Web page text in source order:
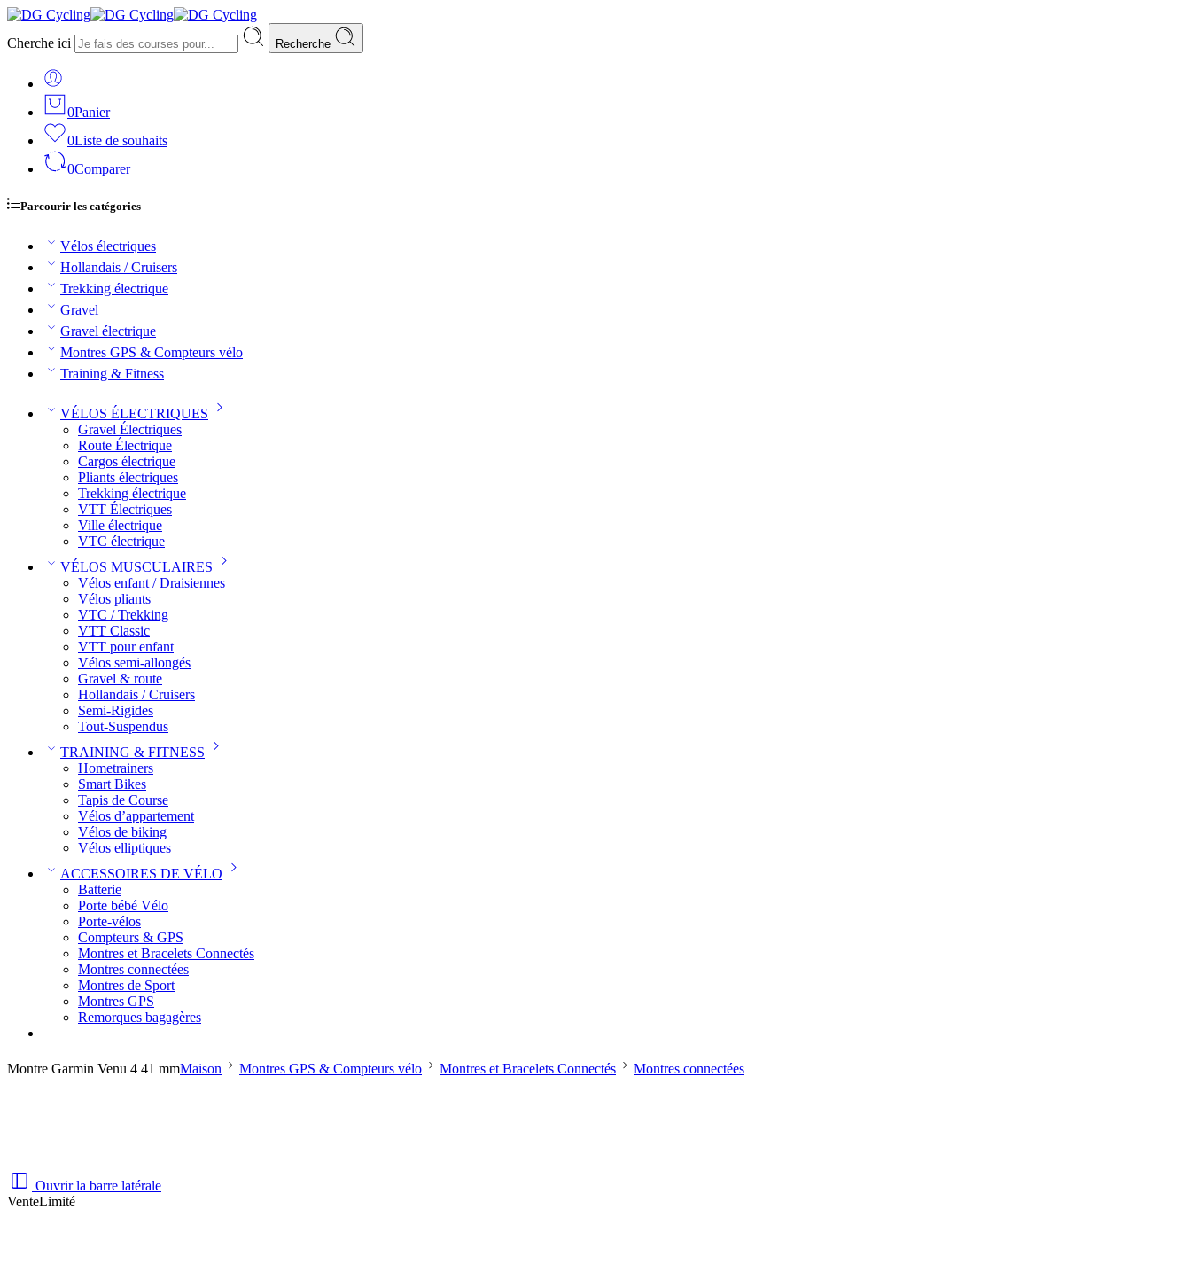
Cherche ici Recherche
0Panier
0Liste de souhaits
0Comparer
Parcourir les catégories
Vélos électriques
Hollandais / Cruisers
Trekking électrique
Gravel
Gravel électrique
Montres GPS & Compteurs vélo
Training & Fitness
VÉLOS ÉLECTRIQUES
Gravel Électriques
Route Électrique
Cargos électrique
Pliants électriques
Trekking électrique
VTT Électriques
Ville électrique
VTC électrique
VÉLOS MUSCULAIRES
Vélos enfant / Draisiennes
Vélos pliants
VTC / Trekking
VTT Classic
VTT pour enfant​
Vélos semi-allongés
Gravel & route
Hollandais / Cruisers
Semi-Rigides
Tout-Suspendus
TRAINING & FITNESS
Hometrainers
Smart Bikes
Tapis de Course
Vélos d’appartement
Vélos de biking
Vélos elliptiques
ACCESSOIRES DE VÉLO
Batterie
Porte bébé Vélo
Porte-vélos
Compteurs & GPS
Montres et Bracelets Connectés
Montres connectées
Montres de Sport
Montres GPS
Remorques bagagères
Montre Garmin Venu 4 41 mmMaison Montres GPS & Compteurs vélo Montres et Bracelets Connectés Montres connectées
Ouvrir la barre latérale
VenteLimité